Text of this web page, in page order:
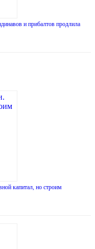
и прибалтов продлила
капитал, но строим